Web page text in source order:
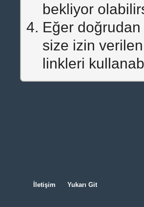
bekliyor
Eğer
size izin
linkleri
İletişim Yukarı Git